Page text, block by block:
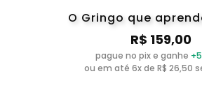
O Gringo que
R$ 159,00
pague no pix e ganhe
ou em até 6x de R$ 26,50